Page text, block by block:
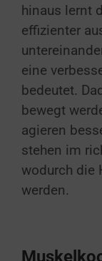
hinaus lernt
effizienter
eine
bedeutet.
bewegt
agieren
stehen im
wodurch die
werden.